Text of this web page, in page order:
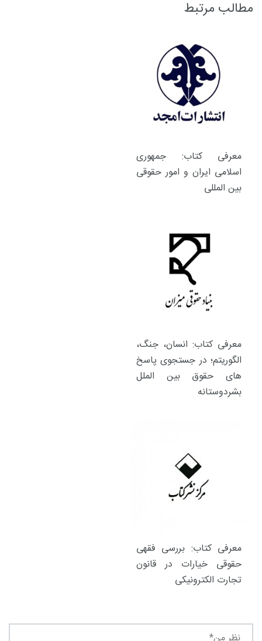
مطالب مرتبط
معرفی کتاب: جمهوری
اسلامی ایران و امور حقوقی
بین المللی
معرفی کتاب: انسان، جنگ،
الگوریتم؛ در جستجوی پاسخ
های حقوق بین الملل
بشردوستانه
معرفی کتاب: بررسی فقهی
حقوقی خیارات در قانون
تجارت الکترونیکی